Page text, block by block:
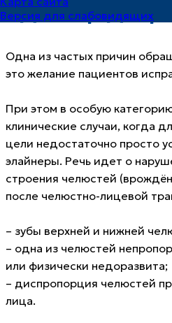
Версия для слабовидящих
«Доктор
Одна из частых причин
это желание пациентов
При этом в особую
клинические случаи, когда
цели недостаточно просто
элайнеры. Речь идет о
строения челюстей
после челюстно-лицевой
– зубы верхней и нижней
– одна из челюстей
или физически недоразвита;
– диспропорция челюстей
лица.